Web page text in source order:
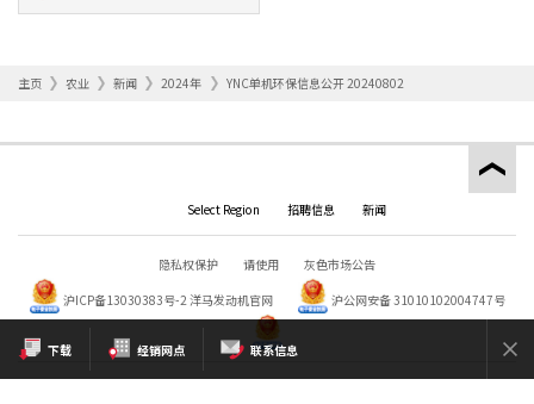
下载 经销网点 联系信息
主页 农业 新闻 2024年 YNC单机环保信息公开 20240802
Select Region 招聘信息 新闻
隐私权保护 请使用
灰色市场公告
沪ICP备13030383号-2 洋马发动机官网 沪公网安备 31010102004747号